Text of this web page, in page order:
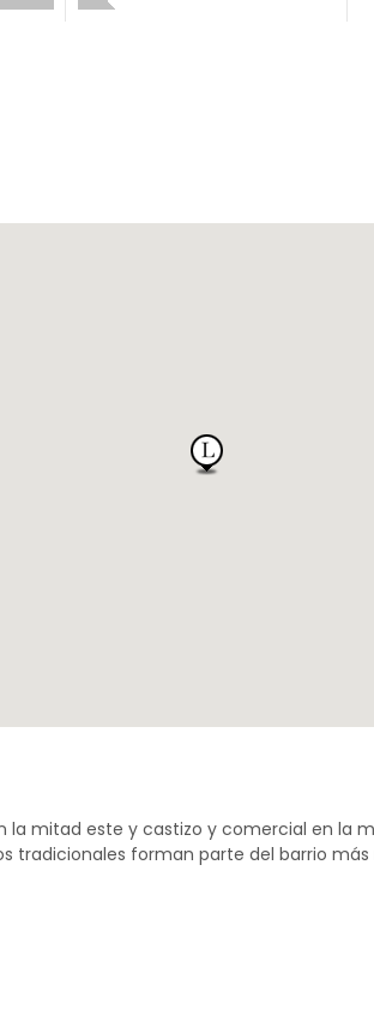
la mitad este y castizo y comercial en la
tradicionales forman parte del barrio más